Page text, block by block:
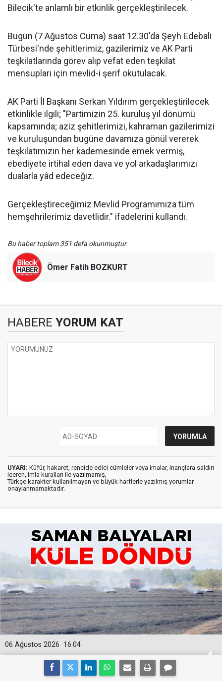
Bilecik'te anlamlı bir etkinlik gerçekleştirilecek.
Bugün (7 Ağustos Cuma) saat 12.30'da Şeyh Edebali
Türbesi'nde şehitlerimiz, gazilerimiz ve AK Parti
teşkilatlarında görev alıp vefat eden teşkilat
mensupları için mevlid-i şerif okutulacak.
AK Parti İl Başkanı Serkan Yıldırım gerçekleştirilecek
etkinlikle ilgili; "Partimizin 25. kuruluş yıl dönümü
kapsamında; aziz şehitlerimizi, kahraman gazilerimizi
ve kuruluşundan bugüne davamıza gönül vererek
teşkilatımızın her kademesinde emek vermiş,
ebediyete irtihal eden dava ve yol arkadaşlarımızı
dualarla yâd edeceğiz.
Gerçekleştireceğimiz Mevlid Programımıza tüm
hemşehrilerimiz davetlidir." ifadelerini kullandı.
Bu haber toplam 351 defa okunmuştur
Ömer Fatih BOZKURT
HABERE YORUM KAT
UYARI: Küfür, hakaret, rencide edici cümleler veya imalar, inançlara saldırı
içeren, imla kuralları ile yazılmamış,
Türkçe karakter kullanılmayan ve büyük harflerle yazılmış yorumlar
onaylanmamaktadır.
16:04
06 Ağustos 2026